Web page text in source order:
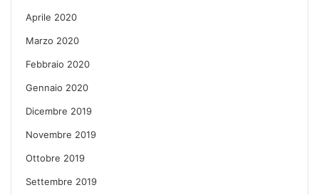
Aprile 2020
Marzo 2020
Febbraio 2020
Gennaio 2020
Dicembre 2019
Novembre 2019
Ottobre 2019
Settembre 2019